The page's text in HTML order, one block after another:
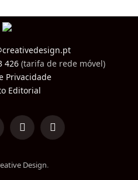
426(tarifa de rede móvel)
Privacidade
Editorial
InstagramTikTok
Design.